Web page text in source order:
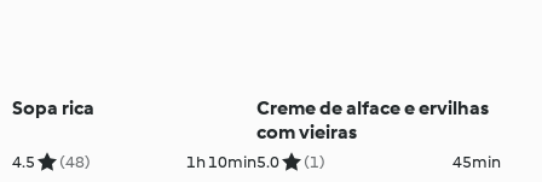
Sopa rica
4.5 (48) 1h 10min
Creme de alface e ervilhas
com vieiras
5.0 (1) 45min